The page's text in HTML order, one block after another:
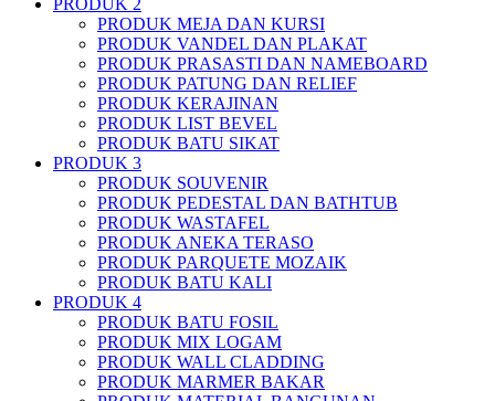
PRODUK 2
PRODUK MEJA DAN KURSI
PRODUK VANDEL DAN PLAKAT
PRODUK PRASASTI DAN NAMEBOARD
PRODUK PATUNG DAN RELIEF
PRODUK KERAJINAN
PRODUK LIST BEVEL
PRODUK BATU SIKAT
PRODUK 3
PRODUK SOUVENIR
PRODUK PEDESTAL DAN BATHTUB
PRODUK WASTAFEL
PRODUK ANEKA TERASO
PRODUK PARQUETE MOZAIK
PRODUK BATU KALI
PRODUK 4
PRODUK BATU FOSIL
PRODUK MIX LOGAM
PRODUK WALL CLADDING
PRODUK MARMER BAKAR